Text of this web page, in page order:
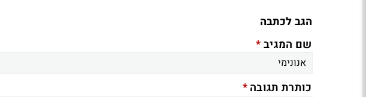
הגב לכתבה
שם המגיב*
כותרת תגובה*